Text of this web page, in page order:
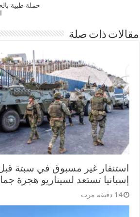
حملة طبية
مقالات ذات صلة
إسبانيا تستعد لسيناريو هجرة
14 دقيقة مرت